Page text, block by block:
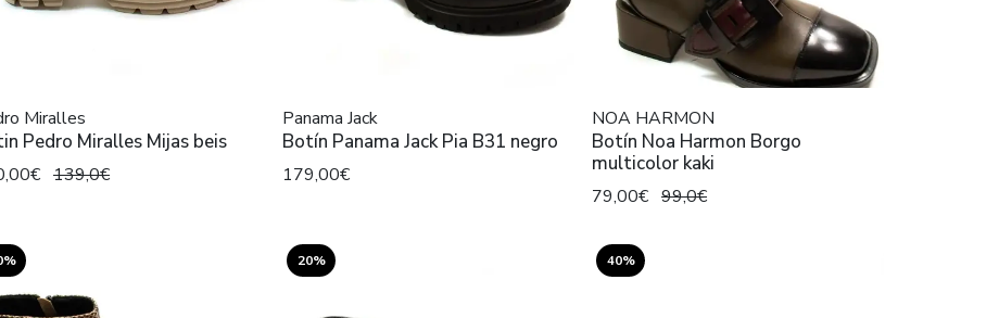
Miralles
Pedro Miralles Mijas beis
139,0€
Panama Jack
Botín Panama Jack Pia B31 negro
179,00€
NOA HARMON
Botín Noa Harmon Borgo
multicolor kaki
79,00€ 99,0€
20% 40%